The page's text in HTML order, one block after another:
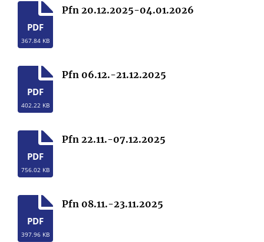
PDF
367.84 KB
Pfn 20.12.2025-04.01.2026
PDF
402.22 KB
Pfn 06.12.-21.12.2025
PDF
756.02 KB
Pfn 22.11.-07.12.2025
PDF
397.96 KB
Pfn 08.11.-23.11.2025